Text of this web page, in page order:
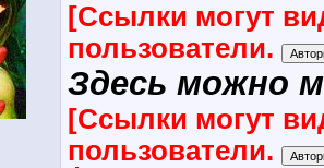
[Ссылки могут
пользователи.
Здесь можно
[Ссылки могут
пользователи.